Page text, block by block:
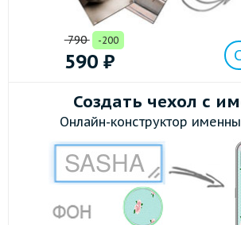
790 -200
590 ₽
Создать чехол с
Онлайн-конструктор